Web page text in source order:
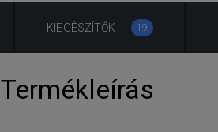
KIEGÉSZÍTŐK 19
Termékleírás